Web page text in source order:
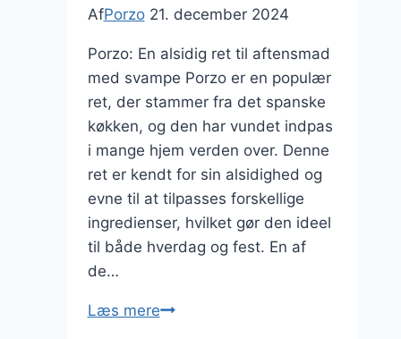
AfPorzo 21. december 2024
Porzo: En alsidig ret til aftensmad
med svampe Porzo er en populær
ret, der stammer fra det spanske
køkken, og den har vundet indpas
i mange hjem verden over. Denne
ret er kendt for sin alsidighed og
evne til at tilpasses forskellige
ingredienser, hvilket gør den ideel
til både hverdag og fest. En af
de…
Læs merePorzo